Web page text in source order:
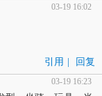
03-19 16:02
引用 | 回复
03-19 16:23